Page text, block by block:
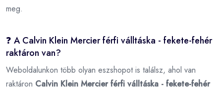
meg.
❓ A Calvin Klein Mercier férfi válltáska - fekete-fehér
raktáron van?
Weboldalunkon több olyan eszshopot is találsz, ahol van
raktáron Calvin Klein Mercier férfi válltáska - fekete-fehér